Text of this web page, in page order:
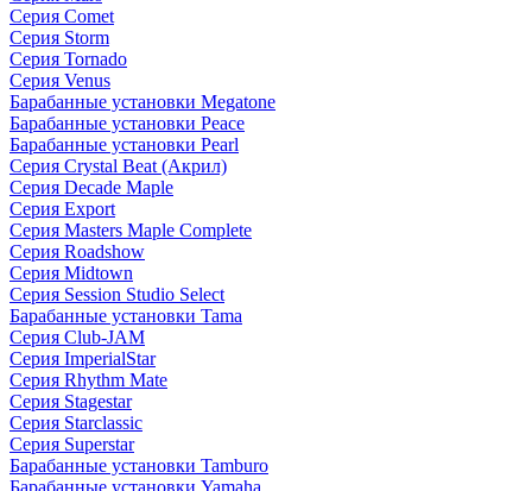
Серия Comet
Серия Storm
Серия Tornado
Серия Venus
Барабанные установки Megatone
Барабанные установки Peace
Барабанные установки Pearl
Серия Crystal Beat (Акрил)
Серия Decade Maple
Серия Export
Серия Masters Maple Complete
Серия Roadshow
Серия Midtown
Серия Session Studio Select
Барабанные установки Tama
Серия Club-JAM
Серия ImperialStar
Серия Rhythm Mate
Серия Stagestar
Серия Starclassic
Серия Superstar
Барабанные установки Tamburo
Барабанные установки Yamaha